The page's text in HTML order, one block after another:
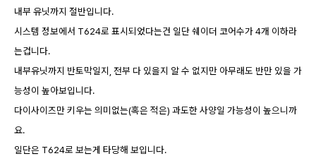
내부 유닛까지 절반입니다.
시스템 정보에서 T624로 표시되었다는건 일단 쉐이더 코어수가 4개 이하라
는겁니다.
내부유닛까지 반토막일지, 전부 다 있을지 알 수 없지만 아무래도 반만 있을 가
능성이 높아보입니다.
다이사이즈만 키우는 의미없는(혹은 적은) 과도한 사양일 가능성이 높으니까
요.
일단은 T624로 보는게 타당해 보입니다.